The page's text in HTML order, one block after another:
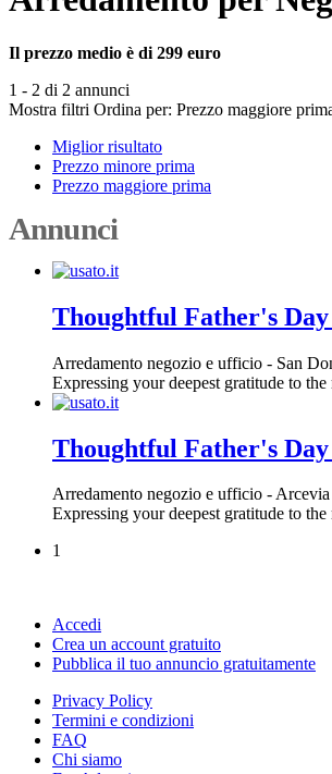
Il prezzo medio è di 299 euro
1 - 2 di 2 annunci
Mostra filtri Ordina per: Prezzo maggiore
Miglior risultato
Prezzo minore prima
Prezzo maggiore prima
Annunci
Thoughtful Father's
Arredamento negozio e ufficio - San
Expressing your deepest gratitude to
Thoughtful Father's
Arredamento negozio e ufficio -
Expressing your deepest gratitude to
1
Accedi
Crea un account gratuito
Pubblica il tuo annuncio gratuitamente
Privacy Policy
Termini e condizioni
FAQ
Chi siamo